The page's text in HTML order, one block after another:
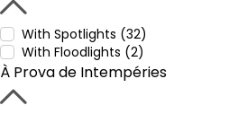
With Spotlights (32)
With Floodlights (2)
À Prova de Intempéries